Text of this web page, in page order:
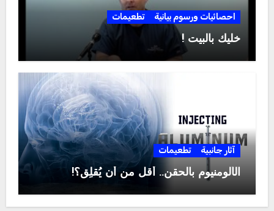
احصائيات ورسوم بيانية تطعيمات
خليك بالبيت !
آثار جانبية تطعيمات
الألومنيوم بالحقن.. أقل من أن يُقلِق؟!